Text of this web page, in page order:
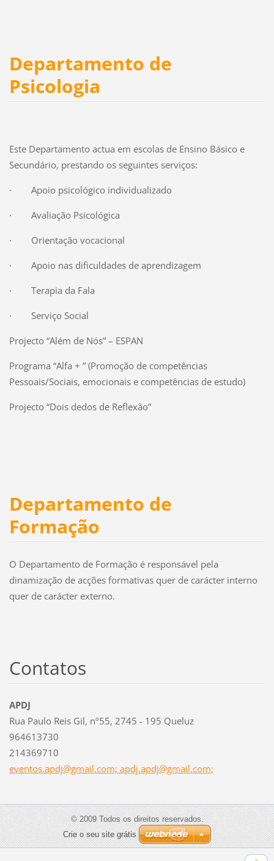
Departamento de
Psicologia
Este Departamento actua em escolas de Ensino Básico e
Secundário, prestando os seguintes serviços:
· Apoio psicológico individualizado
· Avaliação Psicológica
· Orientação vocacional
· Apoio nas dificuldades de aprendizagem
· Terapia da Fala
· Serviço Social
Projecto “Além de Nós” – ESPAN
Programa “Alfa + ” (Promoção de competências
Pessoais/Sociais, emocionais e competências de estudo)
Projecto “Dois dedos de Reflexão”
Departamento de
Formação
O Departamento de Formação é responsável pela
dinamização de acções formativas quer de carácter interno
quer de carácter externo.
Contatos
APDJ
Rua Paulo Reis Gil, nº55, 2745 - 195 Queluz
964613730
214369710
eventos.apdj@gmail.com; apdj.apdj@gmail.com;
© 2009 Todos os direitos reservados.
Crie o seu site grátis